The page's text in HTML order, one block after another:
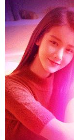
Âm
Đạo
Giả
Tự
Động
Thụt
Co
Bóp
Sưởi
Ấm
Phê
Nhật
Bản